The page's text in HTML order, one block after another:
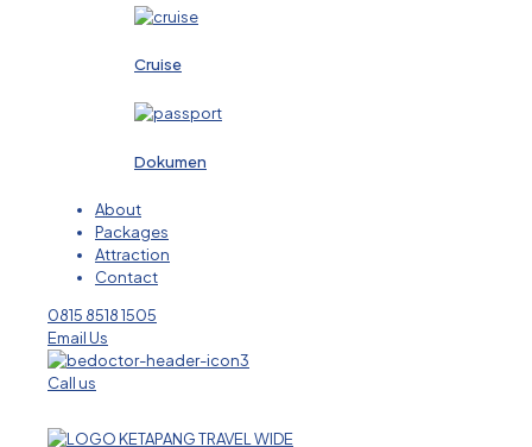
Cruise
Dokumen
About
Packages
Attraction
Contact
0815 8518 1505
Email Us
Call us